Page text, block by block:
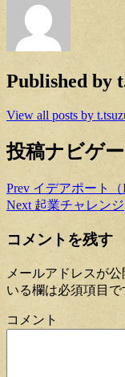
Published by
View all posts by
投稿ナビゲ
Prev イデアポート（
Next 起業チャレンジ
コメントを残す
メールアドレスが
いる欄は必須項目で
コメント